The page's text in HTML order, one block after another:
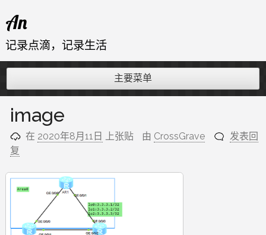
至
内
An
记录点滴，记录生活
主要菜单
image
在 2020年8月11日 上张贴 由 CrossGrave
发表回
复